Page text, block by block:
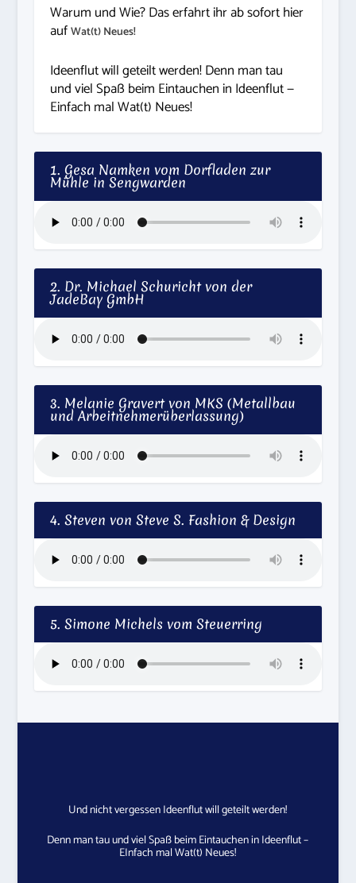
Warum und Wie? Das erfahrt ihr ab sofort hier
aufWat(t) Neues!
Ideenflut will geteilt werden! Denn man tau
und viel Spaß beim Eintauchen in Ideenflut —
Einfach mal Wat(t) Neues!
1. Gesa Namken vom Dorfladen zur
Mühle in Sengwarden
2. Dr. Michael Schuricht von der
JadeBay GmbH
3. Melanie Gravert von MKS (Metallbau
und Arbeitnehmerüberlassung)
4. Steven von Steve S. Fashion & Design
5. Simone Michels vom Steuerring
Und nicht vergessen Ideenflut will geteilt werden!
Denn man tau und viel Spaß beim Eintauchen in Ideenflut –
EInfach mal Wat(t) Neues!